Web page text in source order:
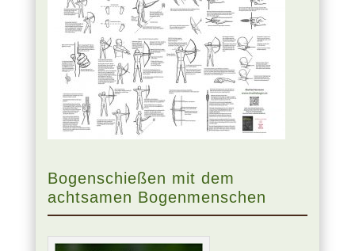
Bogenschießen mit dem
achtsamen Bogenmenschen